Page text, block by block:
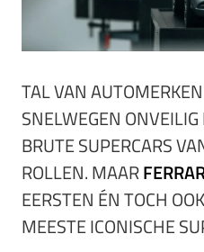
TAL VAN
SNELWEGEN
BRUTE SUPERCARS
ROLLEN. MAAR
EERSTEN ÉN TOCH
MEESTE ICONISCHE